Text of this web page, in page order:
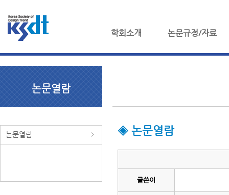
학회소개 논문규정/자료
논문열람
논문열람 ◈ 논문열람
글쓴이